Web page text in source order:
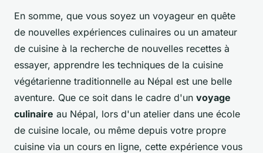
En somme, que vous soyez un voyageur en quête
de nouvelles expériences culinaires ou un amateur
de cuisine à la recherche de nouvelles recettes à
essayer, apprendre les techniques de la cuisine
végétarienne traditionnelle au Népal est une belle
aventure. Que ce soit dans le cadre d'un voyage
culinaire au Népal, lors d'un atelier dans une école
de cuisine locale, ou même depuis votre propre
cuisine via un cours en ligne, cette expérience vous